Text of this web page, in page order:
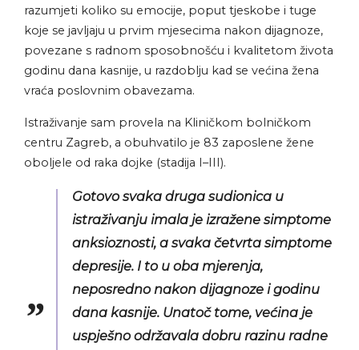
razumjeti koliko su emocije, poput tjeskobe i tuge
koje se javljaju u prvim mjesecima nakon dijagnoze,
povezane s radnom sposobnošću i kvalitetom života
godinu dana kasnije, u razdoblju kad se većina žena
vraća poslovnim obavezama.
Istraživanje sam provela na Kliničkom bolničkom
centru Zagreb, a obuhvatilo je 83 zaposlene žene
oboljele od raka dojke (stadija I–III).
Gotovo svaka druga sudionica u
istraživanju imala je izražene simptome
anksioznosti, a svaka četvrta simptome
depresije. I to u oba mjerenja,
neposredno nakon dijagnoze i godinu
dana kasnije. Unatoč tome, većina je
uspješno održavala dobru razinu radne